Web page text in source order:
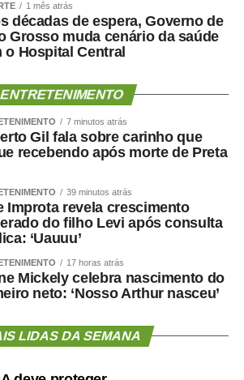
criado em 2006. Ela apontou, no
discutir a ampliação do
e também pensar a qualidade do
de que é preciso retirar os recursos
do arcabouço fiscal — registrou
Souto Vidigal, ressaltou a
na educação infantil como
do futuro de país. Ela lembrou
constitucional e legal, a criança
prioridade absoluta. Assim, ponderou
direcionar os recursos
os incentivos que o Orçamento tem
1 mês atrás
décadas de espera, Governo de
Grosso muda cenário da saúde
o Hospital Central
ENTRETENIMENTO
7 minutos atrás
Gil fala sobre carinho que
recebendo após morte de Preta
39 minutos atrás
Improta revela crescimento
do filho Levi após consulta
‘Uauuu’
17 horas atrás
Mickely celebra nascimento do
neto: ‘Nosso Arthur nasceu’
LIDAS DA SEMANA